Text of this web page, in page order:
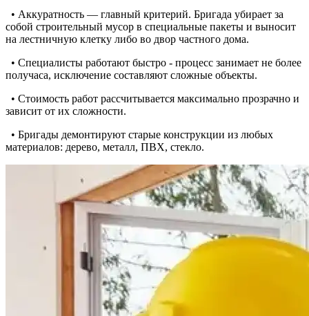
• Аккуратность — главный критерий. Бригада убирает за
собой строительный мусор в специальные пакеты и выносит
на лестничную клетку либо во двор частного дома.
• Специалисты работают быстро - процесс занимает не более
получаса, исключение составляют сложные объекты.
• Стоимость работ рассчитывается максимально прозрачно и
зависит от их сложности.
• Бригады демонтируют старые конструкции из любых
материалов: дерево, металл, ПВХ, стекло.